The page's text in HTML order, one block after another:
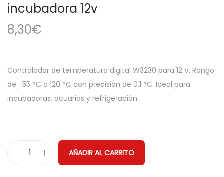
incubadora 12v
8,30€
Controlador de temperatura digital W3230 para 12 V. Rango
de -55 °C a 120 °C con precisión de 0.1 °C. Ideal para
incubadoras, acuarios y refrigeración.
AÑADIR AL CARRITO